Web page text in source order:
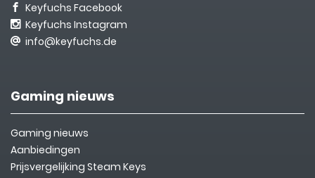
Keyfuchs Facebook
Keyfuchs Instagram
info@keyfuchs.de
Gaming nieuws
Gaming nieuws
Aanbiedingen
Prijsvergelijking Steam Keys